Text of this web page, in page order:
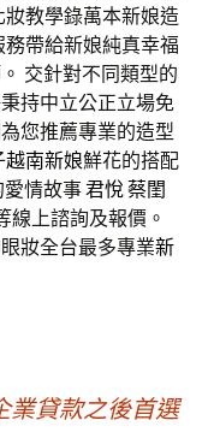
教學錄萬本新娘造
帶給新娘純真幸福
交針對不同類型的
持中立公正立場免
您推薦專業的造型
越南新娘鮮花的搭配
情故事君悅蔡閨
線上諮詢及報價。
妝全台最多專業新
業貸款之後首選